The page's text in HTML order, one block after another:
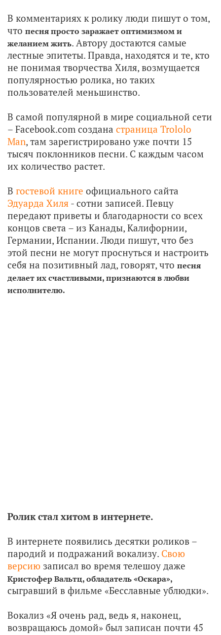
В комментариях к ролику люди пишут о том,
что песня просто заражает оптимизмом и
желанием жить. Автору достаются самые
лестные эпитеты. Правда, находятся и те, кто
не понимая творчества Хиля, возмущается
популярностью ролика, но таких
пользователей меньшинство.
В самой популярной в мире социальной сети
– Facebook.com создана страница Trololo
Man, там зарегистрировано уже почти 15
тысяч поклонников песни. С каждым часом
их количество растет.
В гостевой книге официального сайта
Эдуарда Хиля - сотни записей. Певцу
передают приветы и благодарности со всех
концов света – из Канады, Калифорнии,
Германии, Испании. Люди пишут, что без
этой песни не могут проснуться и настроить
себя на позитивный лад, говорят, что песня
делает их счастливыми, признаются в любви
исполнителю.
Ролик стал хитом в интернете.
В интернете появились десятки роликов –
пародий и подражаний вокализу. Свою
версию записал во время телешоу даже
Кристофер Вальтц, обладатель «Оскара»,
сыгравший в фильме «Бесславные ублюдки».
Вокализ «Я очень рад, ведь я, наконец,
возвращаюсь домой» был записан почти 45